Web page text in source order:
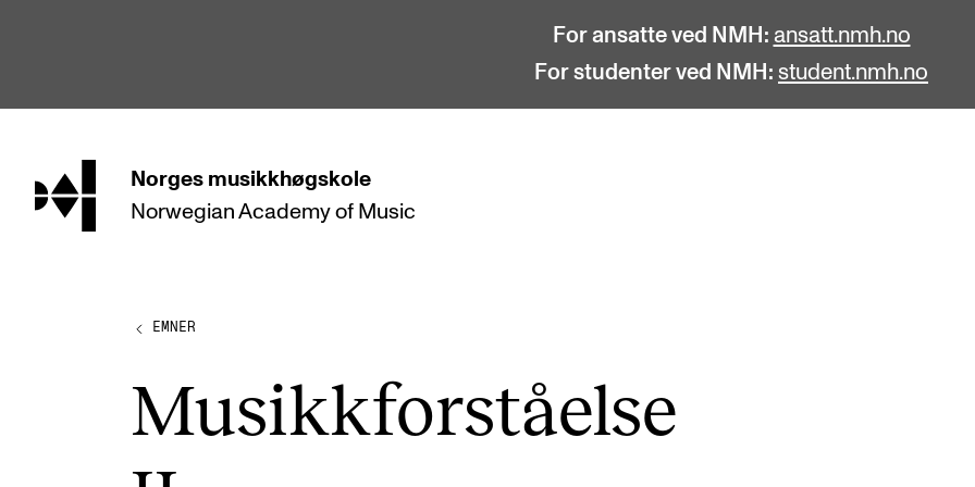
For ansatte ved NMH: ansatt.nmh.no
For studenter ved NMH: student.nmh.no
hjem Norges musikkhøgskole
Norwegian Academy of Music
STUDIER
Bachelor
Doktorgrad Salane våre
EMNER
Musikk­for­stå­el­se